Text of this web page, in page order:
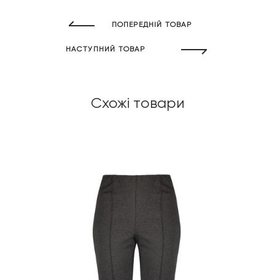
ПОПЕРЕДНІЙ ТОВАР
НАСТУПНИЙ ТОВАР
Схожі товари